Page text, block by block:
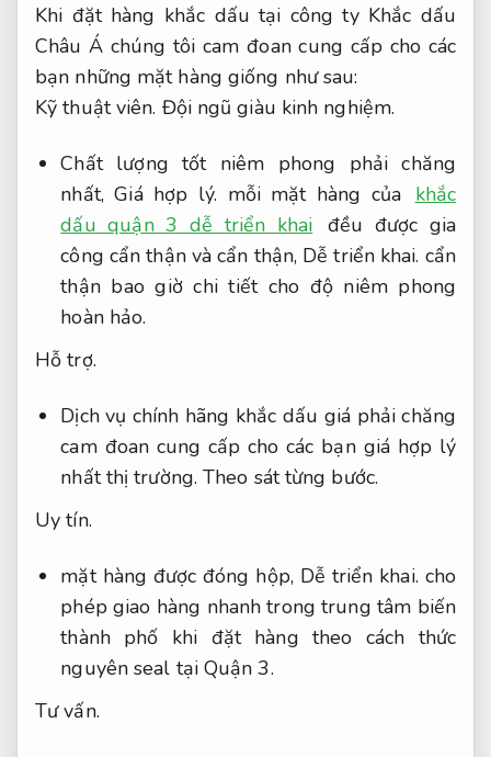
Khi đặt hàng khắc dấu tại công ty Khắc dấu
Châu Á chúng tôi cam đoan cung cấp cho các
bạn những mặt hàng giống như sau:
Kỹ thuật viên. Đội ngũ giàu kinh nghiệm.
Chất lượng tốt niêm phong phải chăng
nhất,Giá hợp lý. mỗi mặt hàng của khắc
dấu quận 3 dễ triển khai đều được gia
công cẩn thận và cẩn thận, Dễ triển khai. cẩn
thận bao giờ chi tiết cho độ niêm phong
hoàn hảo.
Hỗ trợ.
Dịch vụ chính hãng khắc dấu giá phải chăng
cam đoan cung cấp cho các bạn giá hợp lý
nhất thị trường.Theo sát từng bước.
Uy tín.
mặt hàng được đóng hộp, Dễ triển khai. cho
phép giao hàng nhanh trong trung tâm biến
thành phố khi đặt hàng theo cách thức
nguyên seal tại Quận 3.
Tư vấn.